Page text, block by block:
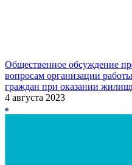
Общественное обсуждение
вопросам организации
граждан при оказании
4 августа 2023